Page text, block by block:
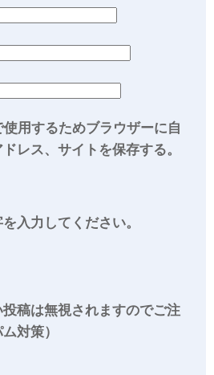
用するためブラウザーに自
レス、サイトを保存する。
入力してください。
稿は無視されますのでご注
対策）